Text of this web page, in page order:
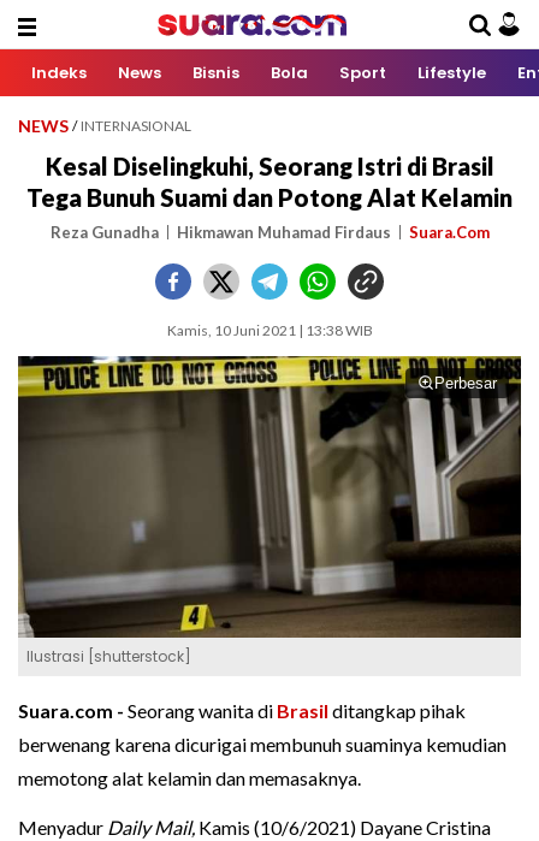
Indeks News Bisnis Bola Sport Lifestyle
NEWS / INTERNASIONAL
Kesal Diselingkuhi, Seorang Istri di Brasil
Tega Bunuh Suami dan Potong Alat Kelamin
Reza Gunadha Hikmawan Muhamad Firdaus Suara.Com
Kamis, 10 Juni 2021 | 13:38 WIB
Perbesar
Ilustrasi [shutterstock]
Suara.com - Seorang wanita di Brasil ditangkap pihak
berwenang karena dicurigai membunuh suaminya kemudian
memotong alat kelamin dan memasaknya.
Menyadur Daily Mail, Kamis (10/6/2021) Dayane Cristina